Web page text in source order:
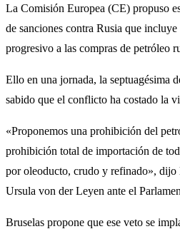
La Comisión Europea (CE) propuso
de sanciones contra Rusia que
progresivo a las compras de petróleo
Ello en una jornada, la septuagésima
sabido que el conflicto ha costado la
«Proponemos una prohibición del
prohibición total de importación de
por oleoducto, crudo y refinado», dijo
Ursula von der Leyen ante el
Bruselas propone que ese veto se